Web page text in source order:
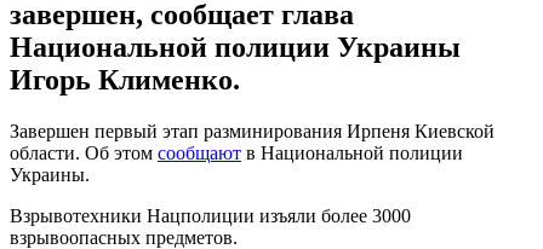
завершен, сообщает глава
Национальной полиции Украины
Игорь Клименко.
Завершен первый этап разминирования Ирпеня Киевской
области. Об этом сообщают в Национальной полиции
Украины.
Взрывотехники Нацполиции изъяли более 3000
взрывоопасных предметов.